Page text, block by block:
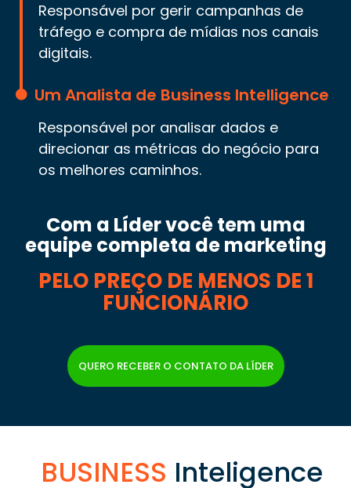
Responsável por gerir campanhas de
tráfego e compra de mídias nos canais
digitais.
Um Analista de Business Intelligence
Responsável por analisar dados e
direcionar as métricas do negócio para
os melhores caminhos.
Com a Líder você tem uma
equipe completa de marketing
PELO PREÇO DE MENOS DE 1
FUNCIONÁRIO
QUERO RECEBER O CONTATO DA LÍDER
BUSINESS Inteligence